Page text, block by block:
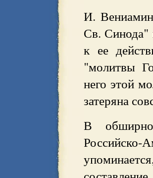
И.
Св. Синода"
к ее
"молитвы
него этой
затеряна
В